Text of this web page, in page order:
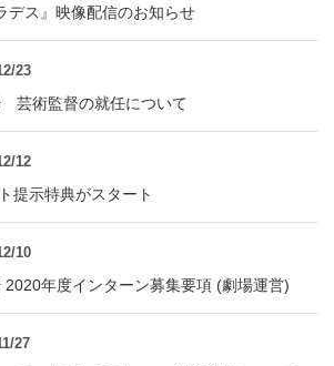
クセシビリティ
デス』映像配信のお知らせ
23
芸術監督の就任について
12
提示特典がスタート
10
2020年度インターン募集要項 (劇場運営)
27